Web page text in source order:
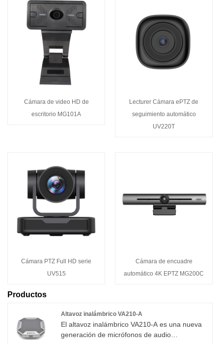
Cámara de video HD de
escritorio MG101A
Lecturer Cámara ePTZ de
seguimiento automático
UV220T
Cámara PTZ Full HD serie
UV515
Cámara de encuadre
automático 4K EPTZ MG200C
Productos
Altavoz inalámbrico VA210-A
El altavoz inalámbrico VA210-A es una nueva
generación de micrófonos de audio